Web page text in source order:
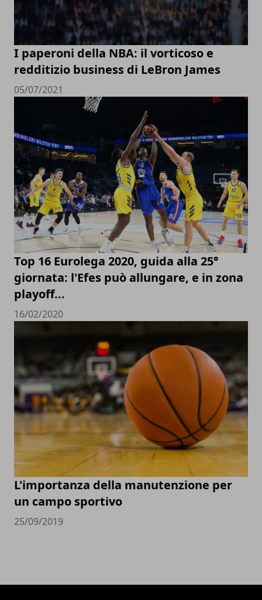
I paperoni della NBA: il vorticoso e
redditizio business di LeBron James
05/07/2021
Top 16 Eurolega 2020, guida alla 25°
giornata: l'Efes può allungare, e in zona
playoff...
16/02/2020
L'importanza della manutenzione per
un campo sportivo
25/09/2019